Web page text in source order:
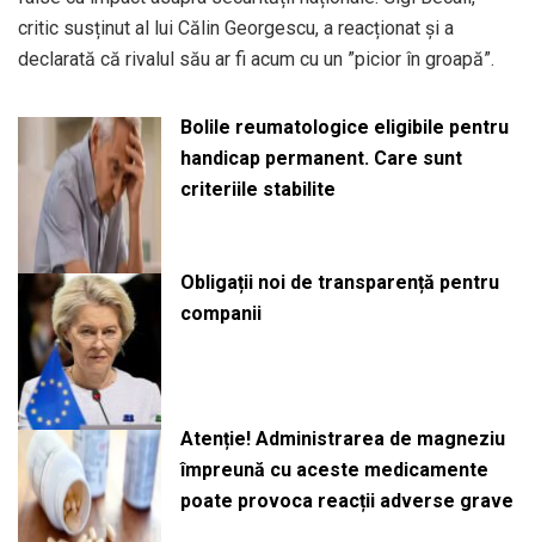
critic susținut al lui Călin Georgescu, a reacționat și a
declarată că rivalul său ar fi acum cu un ”picior în groapă”.
Bolile reumatologice eligibile pentru
handicap permanent. Care sunt
criteriile stabilite
Obligații noi de transparență pentru
companii
Atenție! Administrarea de magneziu
împreună cu aceste medicamente
poate provoca reacții adverse grave